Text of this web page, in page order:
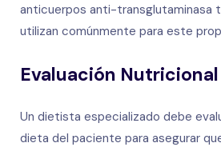
anticuerpos anti-transglutaminasa
utilizan comúnmente para este
Evaluación Nutricional
Un dietista especializado debe
dieta del paciente para asegurar